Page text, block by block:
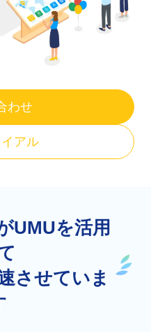
わせ
アル
UMUを活用
させていま